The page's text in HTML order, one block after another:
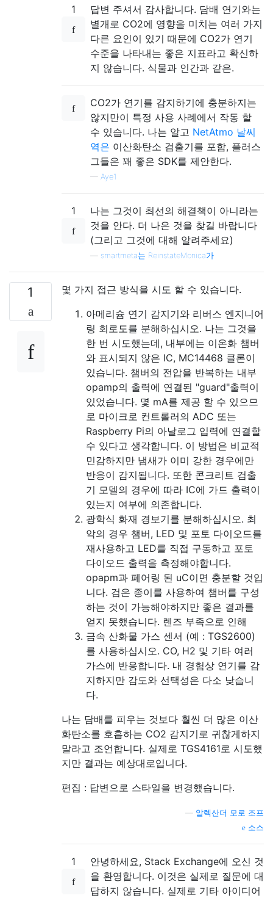
1
답변 주셔서 감사합니다. 담배 연기와는
별개로 CO2에 영향을 미치는 여러 가지
다른 요인이 있기 때문에 CO2가 연기
수준을 나타내는 좋은 지표라고 확신하
지 않습니다. 식물과 인간과 같은.
CO2가 연기를 감지하기에 충분하지는
않지만이 특정 사용 사례에서 작동 할
수 있습니다. 나는 알고 NetAtmo 날씨
역은 이산화탄소 검출기를 포함, 플러스
그들은 꽤 좋은 SDK를 제안한다.
— Aye1
1
나는 그것이 최선의 해결책이 아니라는
것을 안다. 더 나은 것을 찾길 바랍니다
(그리고 그것에 대해 알려주세요)
smartmeta는 ReinstateMonica가
1
몇 가지 접근 방식을 시도 할 수 있습니다.
아메리슘 연기 감지기와 리버스 엔지니어
링 회로도를 분해하십시오. 나는 그것을
한 번 시도했는데, 내부에는 이온화 챔버
와 표시되지 않은 IC, MC14468 클론이
있습니다. 챔버의 전압을 반복하는 내부
opamp의 출력에 연결된 "guard"출력이
있었습니다. 몇 mA를 제공 할 수 있으므
로 마이크로 컨트롤러의 ADC 또는
Raspberry Pi의 아날로그 입력에 연결할
수 있다고 생각합니다. 이 방법은 비교적
민감하지만 냄새가 이미 강한 경우에만
반응이 감지됩니다. 또한 콘크리트 검출
기 모델의 경우에 따라 IC에 가드 출력이
있는지 여부에 의존합니다.
광학식 화재 경보기를 분해하십시오. 최
악의 경우 챔버, LED 및 포토 다이오드를
재사용하고 LED를 직접 구동하고 포토
다이오드 출력을 측정해야합니다.
opapm과 페어링 된 uC이면 충분할 것입
니다. 검은 종이를 사용하여 챔버를 구성
하는 것이 가능해야하지만 좋은 결과를
얻지 못했습니다. 렌즈 부족으로 인해
금속 산화물 가스 센서 (예 : TGS2600)
를 사용하십시오. CO, H2 및 기타 여러
가스에 반응합니다. 내 경험상 연기를 감
지하지만 감도와 선택성은 다소 낮습니
다.
나는 담배를 피우는 것보다 훨씬 더 많은 이산
화탄소를 호흡하는 CO2 감지기로 귀찮게하지
말라고 조언합니다. 실제로 TGS4161로 시도했
지만 결과는 예상대로입니다.
편집 : 답변으로 스타일을 변경했습니다.
알렉산더 모로 조프
소스
1
안녕하세요, Stack Exchange에 오신 것
을 환영합니다. 이것은 실제로 질문에 대
답하지 않습니다. 실제로 기타 아이디어